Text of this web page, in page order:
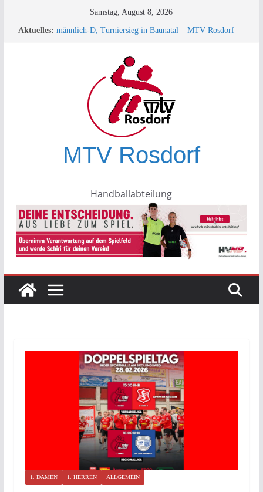
springen
Samstag, August 8, 2026
Aktuelles: Eddigehausen/Rauschenwasser
überrascht die Konkurrenz!
+++ TESTSPIEL +++
Turnierbericht männliche D-Jugend – Rauschenwasser
+++ SPORTLEREHRUNG des KSB+++
MTV Rosdorf
Handballabteilung
1. DAMEN 1. HERREN ALLGEMEIN